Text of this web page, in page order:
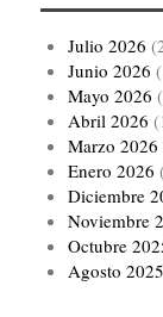
Julio 2026
Junio 2026
Mayo 2026
Abril 2026
Marzo 2026
Enero 2026
Diciembre
Noviembre
Octubre
Agosto 2025